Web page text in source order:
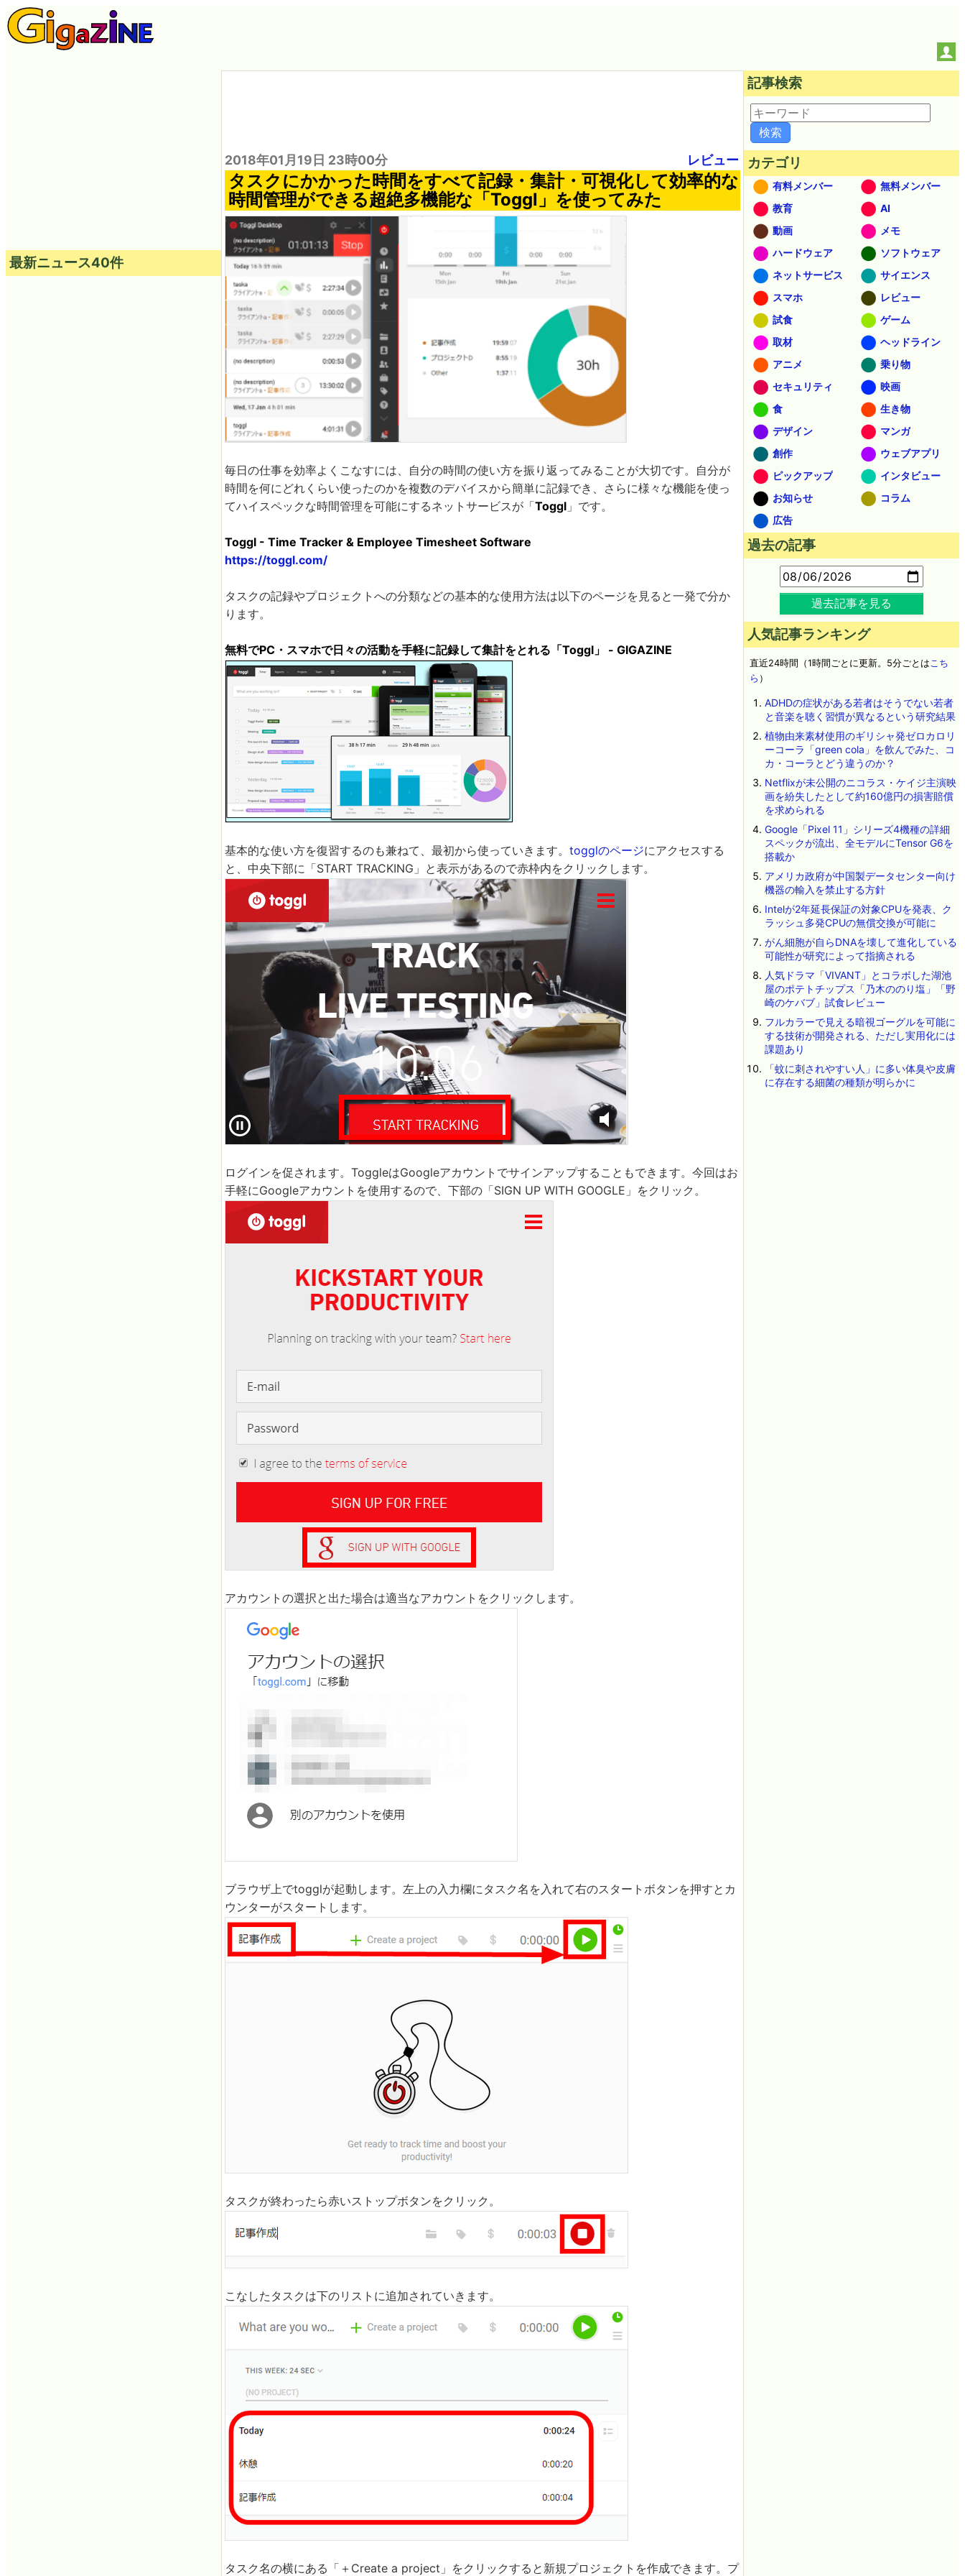
2018年01月19日 23時00分 レビュー
タスクにかかった時間をすべて記録・集計・可視化して効率的な
時間管理ができる超絶多機能な「Toggl」を使ってみた
毎日の仕事を効率よくこなすには、自分の時間の使い方を振り返ってみることが大切です。自分が
時間を何にどれくらい使ったのかを複数のデバイスから簡単に記録でき、さらに様々な機能を使っ
てハイスペックな時間管理を可能にするネットサービスが「Toggl 」です。
Toggl - Time Tracker & Employee Timesheet Software
https://toggl.com/
タスクの記録やプロジェクトへの分類などの基本的な使用方法は以下のページを見ると一発で分か
ります。
無料でPC・スマホで日々の活動を手軽に記録して集計をとれる「Toggl」 - GIGAZINE
基本的な使い方を復習するのも兼ねて、最初から使っていきます。 togglのページにアクセスする
と、中央下部に「START TRACKING」と表示があるので赤枠内をクリックします。
ログインを促されます。ToggleはGoogleアカウントでサインアップすることもできます。今回はお
手軽にGoogleアカウントを使用するので、下部の「SIGN UP WITH GOOGLE」をクリック。
アカウントの選択と出た場合は適当なアカウントをクリックします。
ブラウザ上でtogglが起動します。左上の入力欄にタスク名を入れて右のスタートボタンを押すとカ
ウンターがスタートします。
タスクが終わったら赤いストップボタンをクリック。
こなしたタスクは下のリストに追加されていきます。
タスク名の横にある「＋Create a project」をクリックすると新規プロジェクトを作成できます。プ
最新ニュース40件
記事検索
カテゴリ
有料メンバー
無料メンバー
教育
AI
動画
メモ
ハードウェア
ソフトウェア
ネットサービス
サイエンス
スマホ
レビュー
試食
ゲーム
取材
ヘッドライン
アニメ
乗り物
セキュリティ
映画
食
生き物
デザイン
マンガ
創作
ウェブアプリ
ピックアップ
インタビュー
お知らせ
コラム
広告
過去の記事
過去記事を見る
人気記事ランキング
直近24時間（1時間ごとに更新。5分ごとはこち
ら ）
ADHDの症状がある若者はそうでない若者
と音楽を聴く習慣が異なるという研究結果
植物由来素材使用のギリシャ発ゼロカロリ
ーコーラ「green cola」を飲んでみた、コ
カ・コーラとどう違うのか？
Netflixが未公開のニコラス・ケイジ主演映
画を紛失したとして約160億円の損害賠償
を求められる
Google「Pixel 11」シリーズ4機種の詳細
スペックが流出、全モデルにTensor G6を
搭載か
アメリカ政府が中国製データセンター向け
機器の輸入を禁止する方針
Intelが2年延長保証の対象CPUを発表、ク
ラッシュ多発CPUの無償交換が可能に
がん細胞が自らDNAを壊して進化している
可能性が研究によって指摘される
人気ドラマ「VIVANT」とコラボした湖池
屋のポテトチップス「乃木ののり塩」「野
崎のケバブ」試食レビュー
フルカラーで見える暗視ゴーグルを可能に
する技術が開発される、ただし実用化には
課題あり
「蚊に刺されやすい人」に多い体臭や皮膚
に存在する細菌の種類が明らかに